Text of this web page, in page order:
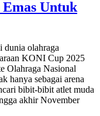
Untuk
dunia olahraga
KONI Cup 2025
Olahraga Nasional
hanya sebagai arena
bibit-bibit atlet muda
akhir November